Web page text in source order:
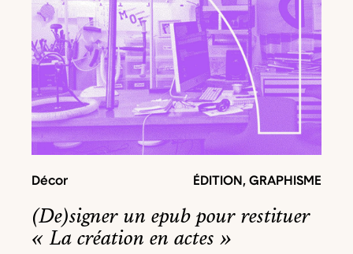
Décor ÉDITION,GRAPHISME
(De)signer un epub pour restituer
« La création en actes »